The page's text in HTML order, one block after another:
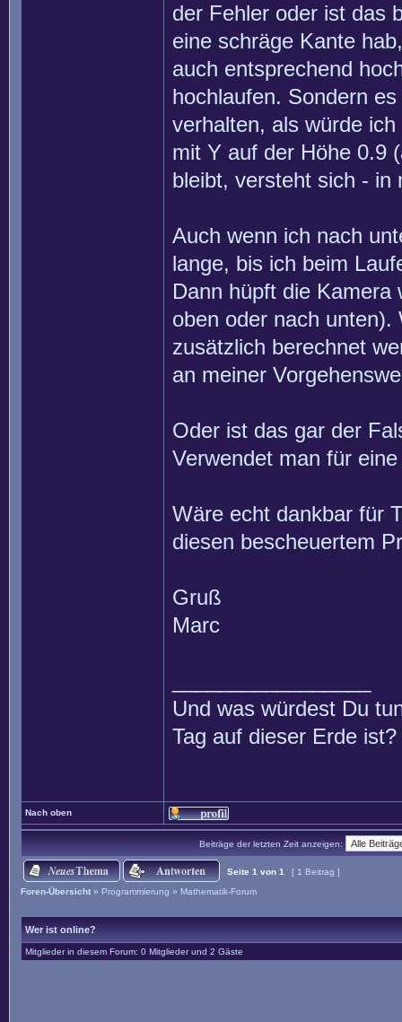
der Fehler oder ist das
eine schräge Kante
auch entsprechend
hochlaufen. Sondern
verhalten, als würde
mit Y auf der Höhe 0.9
bleibt, versteht sich - in
Auch wenn ich nach
lange, bis ich beim
Dann hüpft die Kamera
oben oder nach
zusätzlich berechnet
an meiner
Oder ist das gar der
Verwendet man für
Wäre echt dankbar für
diesen bescheuertem
Gruß
Marc
Und was würdest Du
Tag auf dieser Erde ist?
Nach oben
Beiträge der letzten Zeit anzeigen:
Seite 1 von 1
[ 1 Beitrag ]
Foren-Übersicht » Programmierung » Mathematik-Forum
Wer ist online?
Mitglieder in diesem Forum: 0 Mitglieder und 2 Gäste